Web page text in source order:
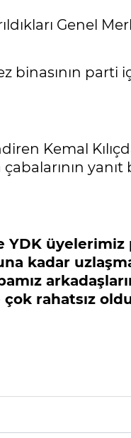
Genel
binasının parti
Kemal
yanıt
üyelerimiz
kadar
çok rahatsız